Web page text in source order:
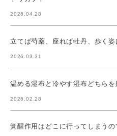
2026.04.28
立てば芍薬、座れば牡丹、歩く
2026.03.31
温める湿布と冷やす湿布どちらを
2026.02.28
覚醒作用はどこに行ってしまうの